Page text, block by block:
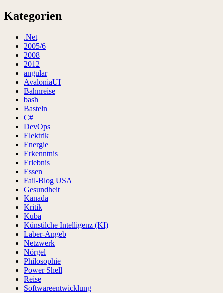
Kategorien
.Net
2005/6
2008
2012
angular
AvaloniaUI
Bahnreise
bash
Basteln
C#
DevOps
Elektrik
Energie
Erkenntnis
Erlebnis
Essen
Fail-Blog USA
Gesundheit
Kanada
Kritik
Kuba
Künstilche Intelligenz (KI)
Laber-Angeb
Netzwerk
Nörgel
Philosophie
Power Shell
Reise
Softwareentwicklung